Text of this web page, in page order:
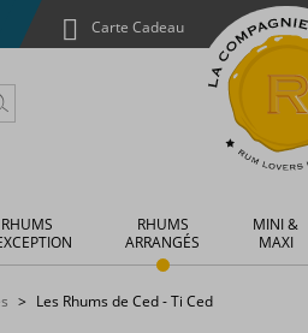
Carte Cadeau
RHUMS
RHUMS
ARRANGÉS
MINI &
MAXI
Les Rhums de Ced - Ti Ced